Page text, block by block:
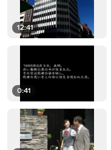
12:41
0:41